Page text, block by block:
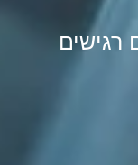
רגישים